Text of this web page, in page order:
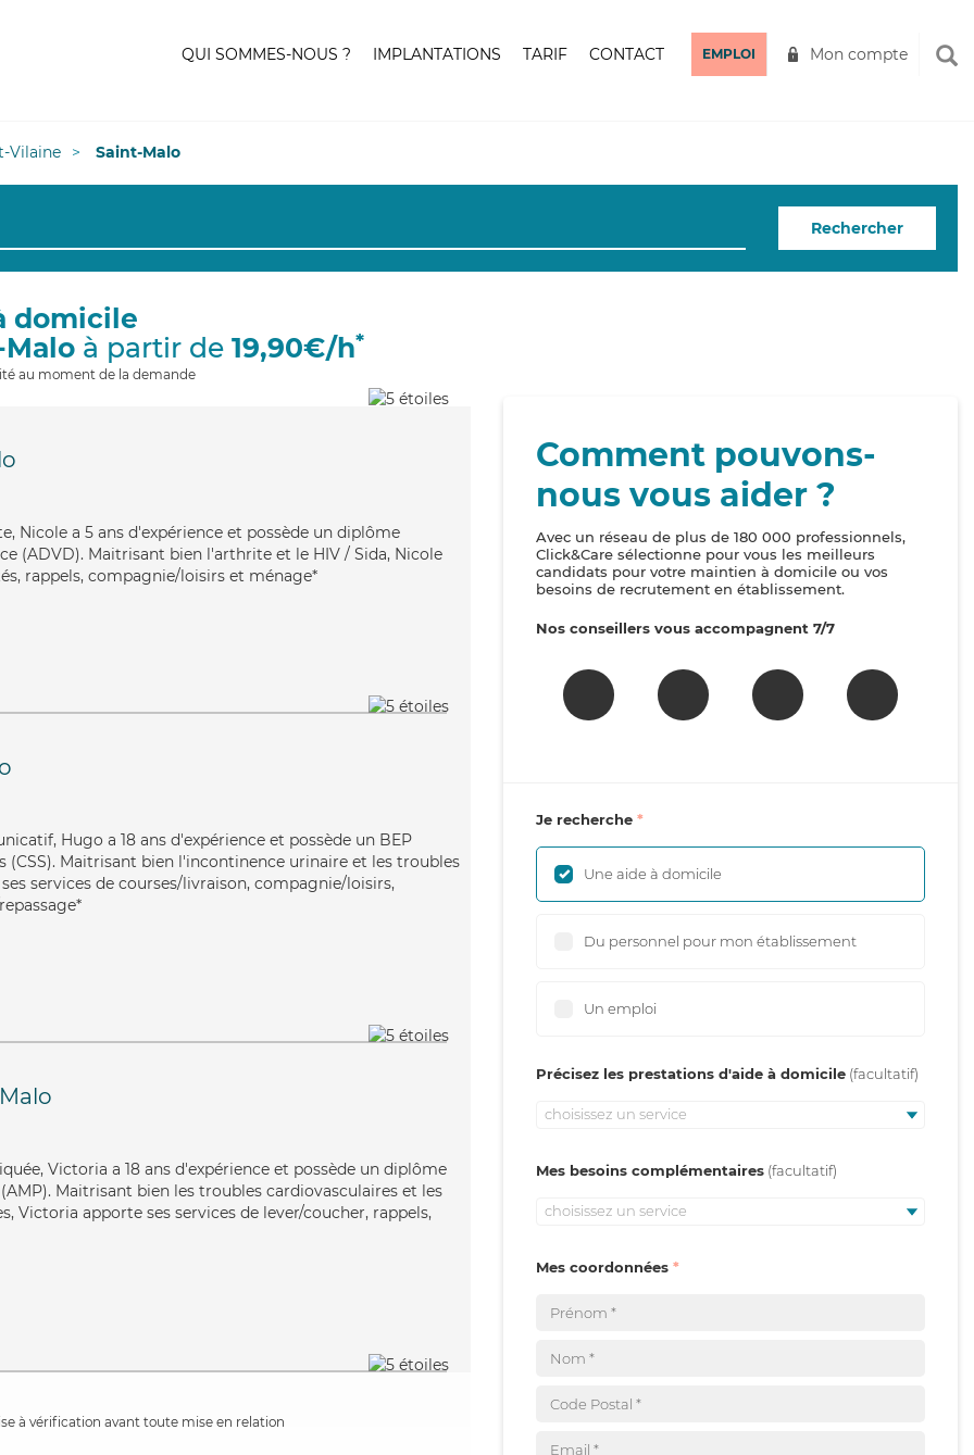
QUI SOMMES-NOUS ? IMPLANTATIONS TARIF CONTACT EMPLOI Mon compte
Vilaine Saint-Malo
Rechercher
domicile
à partir de 19,90€/h*
au moment de la demande
Nicole a 5 ans d'expérience et possède un diplôme
(ADVD). Maitrisant bien l'arthrite et le HIV / Sida, Nicole
rappels, compagnie/loisirs et ménage*
Hugo a 18 ans d'expérience et possède un BEP
(CSS). Maitrisant bien l'incontinence urinaire et les troubles
services de courses/livraison, compagnie/loisirs,
Victoria a 18 ans d'expérience et possède un diplôme
Maitrisant bien les troubles cardiovasculaires et les
Victoria apporte ses services de lever/coucher, rappels,
à vérification avant toute mise en relation
Comment pouvons-
nous vous aider ?
Avec un réseau de plus de 180 000 professionnels,
Click&Care sélectionne pour vous les meilleurs
candidats pour votre maintien à domicile ou vos
besoins de recrutement en établissement.
Nos conseillers vous accompagnent 7/7
Je recherche
Une aide à domicile
Du personnel pour mon établissement
Un emploi
Précisez les prestations d'aide à domicile
choisissez un service
Mes besoins complémentaires
choisissez un service
Mes coordonnées